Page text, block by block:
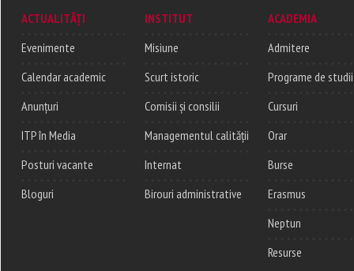
ACTUALITĂȚI
Evenimente
Calendar academic
Anunțuri
ITP în Media
Posturi vacante
Bloguri
INSTITUT
Misiune
Scurt istoric
Comisii și consilii
Managementul calității
Internat
Birouri administrative
ACADEMIA
Admitere
Programe de studii
Cursuri
Orar
Burse
Erasmus
Neptun
Resurse